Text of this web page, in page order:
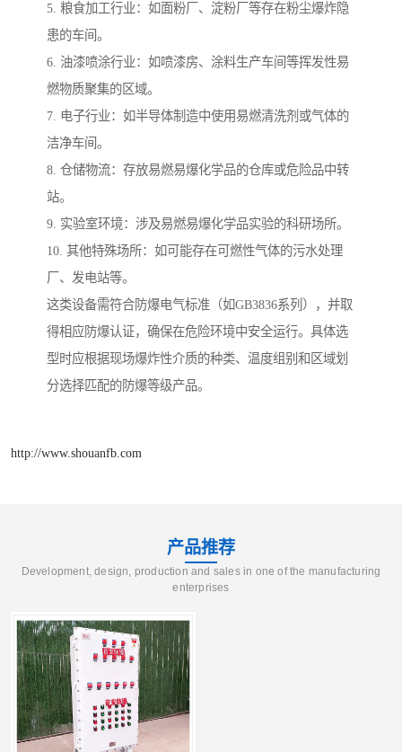
5. 粮食加工行业：如面粉厂、淀粉厂等存在粉尘爆炸隐
患的车间。
6. 油漆喷涂行业：如喷漆房、涂料生产车间等挥发性易
燃物质聚集的区域。
7. 电子行业：如半导体制造中使用易燃清洗剂或气体的
洁净车间。
8. 仓储物流：存放易燃易爆化学品的仓库或危险品中转
站。
9. 实验室环境：涉及易燃易爆化学品实验的科研场所。
10. 其他特殊场所：如可能存在可燃性气体的污水处理
厂、发电站等。
这类设备需符合防爆电气标准（如GB3836系列），并取
得相应防爆认证，确保在危险环境中安全运行。具体选
型时应根据现场爆炸性介质的种类、温度组别和区域划
分选择匹配的防爆等级产品。
http://www.shouanfb.com
产品推荐
Development, design, production and sales in one of the manufacturing
enterprises